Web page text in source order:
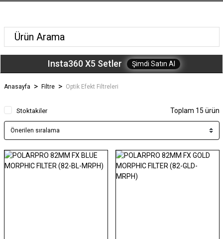
Insta360 X5 Setler Şimdi Satın Al
Anasayfa Filtre Optik Efekt Filtreleri
Stoktakiler Toplam 15 ürün